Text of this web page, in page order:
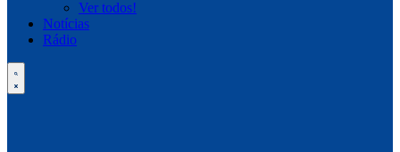
Ver todos!
Notícias
Rádio